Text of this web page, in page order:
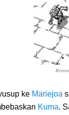
ke Mariejoa
Kuma.